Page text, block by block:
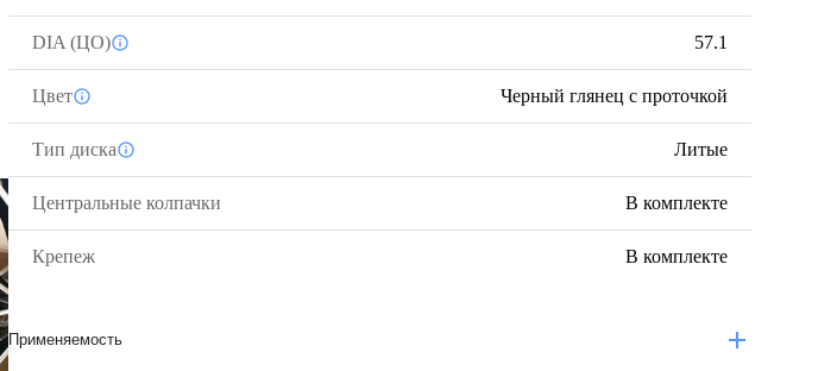
DIA (ЦО) 57.1
Цвет Черный глянец с проточкой
Тип диска Литые
Центральные колпачки В комплекте
Крепеж В комплекте
Применяемость